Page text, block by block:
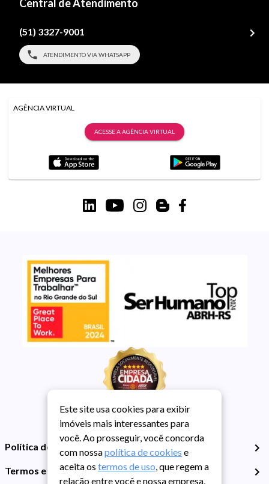
Central de Atendimento
(51) 3327-9001
ATENDIMENTO VIA WHATSAPP
AGÊNCIA VIRTUAL
ACESSE A AGÊNCIA VIRTUAL
Política de Privacidade
Termos e Condições de Uso
Este site usa cookies para exibir
imóveis mais interessantes para
você. Ao prosseguir, você concorda
com nossapolítica de cookies e
aceita os termos de uso, que regem a
relação entre você e nossa empresa,